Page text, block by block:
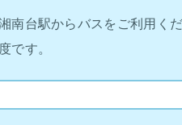
南台駅からバスをご利用く
です。